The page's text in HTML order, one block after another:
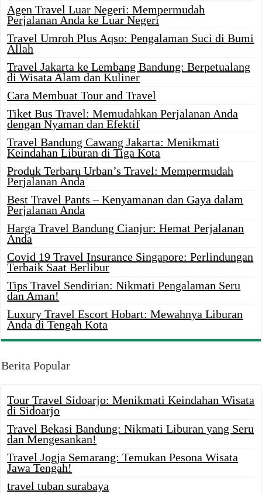
Agen Travel Luar Negeri: Mempermudah
Perjalanan Anda ke Luar Negeri
Travel Umroh Plus Aqso: Pengalaman Suci di Bumi
Allah
Travel Jakarta ke Lembang Bandung: Berpetualang
di Wisata Alam dan Kuliner
Cara Membuat Tour and Travel
Tiket Bus Travel: Memudahkan Perjalanan Anda
dengan Nyaman dan Efektif
Travel Bandung Cawang Jakarta: Menikmati
Keindahan Liburan di Tiga Kota
Produk Terbaru Urban’s Travel: Mempermudah
Perjalanan Anda
Best Travel Pants – Kenyamanan dan Gaya dalam
Perjalanan Anda
Harga Travel Bandung Cianjur: Hemat Perjalanan
Anda
Covid 19 Travel Insurance Singapore: Perlindungan
Terbaik Saat Berlibur
Tips Travel Sendirian: Nikmati Pengalaman Seru
dan Aman!
Luxury Travel Escort Hobart: Mewahnya Liburan
Anda di Tengah Kota
Berita Popular
Tour Travel Sidoarjo: Menikmati Keindahan Wisata
di Sidoarjo
Travel Bekasi Bandung: Nikmati Liburan yang Seru
dan Mengesankan!
Travel Jogja Semarang: Temukan Pesona Wisata
Jawa Tengah!
travel tuban surabaya